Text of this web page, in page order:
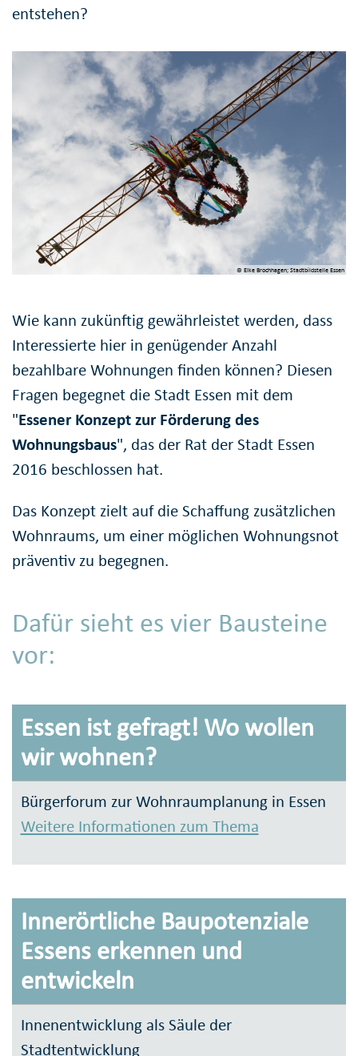
entstehen?
© Elke Brochhagen; Stadtbildstelle Essen
Wie kann zukünftig gewährleistet werden, dass
Interessierte hier in genügender Anzahl
bezahlbare Wohnungen finden können? Diesen
Fragen begegnet die Stadt Essen mit dem
"Essener Konzept zur Förderung des
Wohnungsbaus", das der Rat der Stadt Essen
2016 beschlossen hat.
Das Konzept zielt auf die Schaffung zusätzlichen
Wohnraums, um einer möglichen Wohnungsnot
präventiv zu begegnen.
Dafür sieht es vier Bausteine
vor:
Essen ist gefragt! Wo wollen
wir wohnen?
Bürgerforum zur Wohnraumplanung in Essen
Weitere Informationen zum Thema
Innerörtliche Baupotenziale
Essens erkennen und
entwickeln
Innenentwicklung als Säule der
Stadtentwicklung